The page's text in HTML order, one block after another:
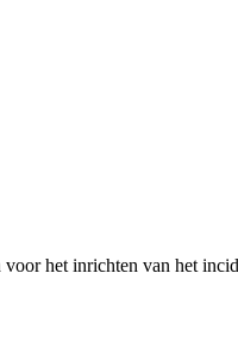
het inrichten van het